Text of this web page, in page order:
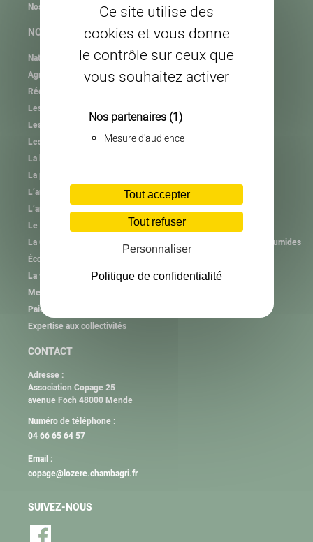
Ce site utilise des
cookies et vous donne
le contrôle sur ceux que
vous souhaitez activer
Nos partenaires (1)
Mesure d'audience
Tout accepter
Tout refuser
Personnaliser
Politique de confidentialité
Nos partenaires
NOS MISSIONS
Natura 2000
Agrifaune
RéeL CPIE de Lozère
Les plastiques agricoles
Les autres collectes
Les consignes de tri
La haie et l’arbre hors forêt
La plantation et l’animation
L’animation des Groupements Pastoraux
L’animation des Associations Foncières Pastorales
Le brûlage pastoral
La Cellule d’Assistance Technique aux gestionnaires de Zones Humides
Économies d’eau
La valorisation des béals
Mesures Agro-Environnementales et Climatiques
Paiements pour Services Environnementaux
Expertise aux collectivités
CONTACT
Adresse :
Association Copage 25
avenue Foch 48000 Mende
Numéro de téléphone :
04 66 65 64 57
Email :
copage@lozere.chambagri.fr
SUIVEZ-NOUS